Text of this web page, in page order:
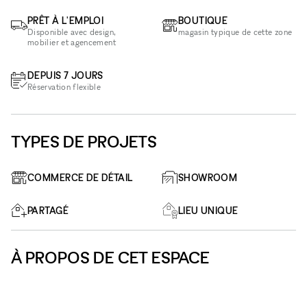
PRÊT À L'EMPLOI
Disponible avec design,
mobilier et agencement
DEPUIS 7 JOURS
Réservation flexible
BOUTIQUE
magasin typique de cette zone
TYPES DE PROJETS
COMMERCE DE DÉTAIL SHOWROOM
PARTAGÉ LIEU UNIQUE
À PROPOS DE CET ESPACE